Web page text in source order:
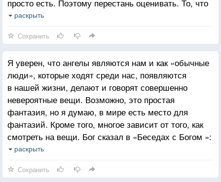
просто есть. Поэтому перестань оценивать. То, что
происходит, — это просто то, что происходит. Как
дело.
раскрыть
Сохранить
Я уверен, что ангелы являются нам и как «обычные
люди», которые ходят среди нас, появляются
в нашей жизни, делают и говорят совершенно
невероятные вещи. Возможно, это простая
фантазия, но я думаю, в мире есть место для
фантазий. Кроме того, многое зависит от того, как
смотреть на вещи. Бог сказал в «Беседах с Богом »:
«Я никого не посылал к тебе, кроме ангелов». Это
Богом, все пришли в вашу жизнь с определенной
раскрыть
Сохранить